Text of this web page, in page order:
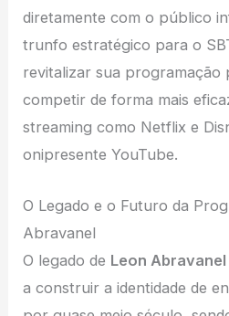
diretamente com o público
trunfo estratégico para o
revitalizar sua programação
competir de forma mais
streaming como Netflix e
onipresente YouTube.
O Legado e o Futuro da
Abravanel
O legado de Leon Abravanel
a construir a identidade de